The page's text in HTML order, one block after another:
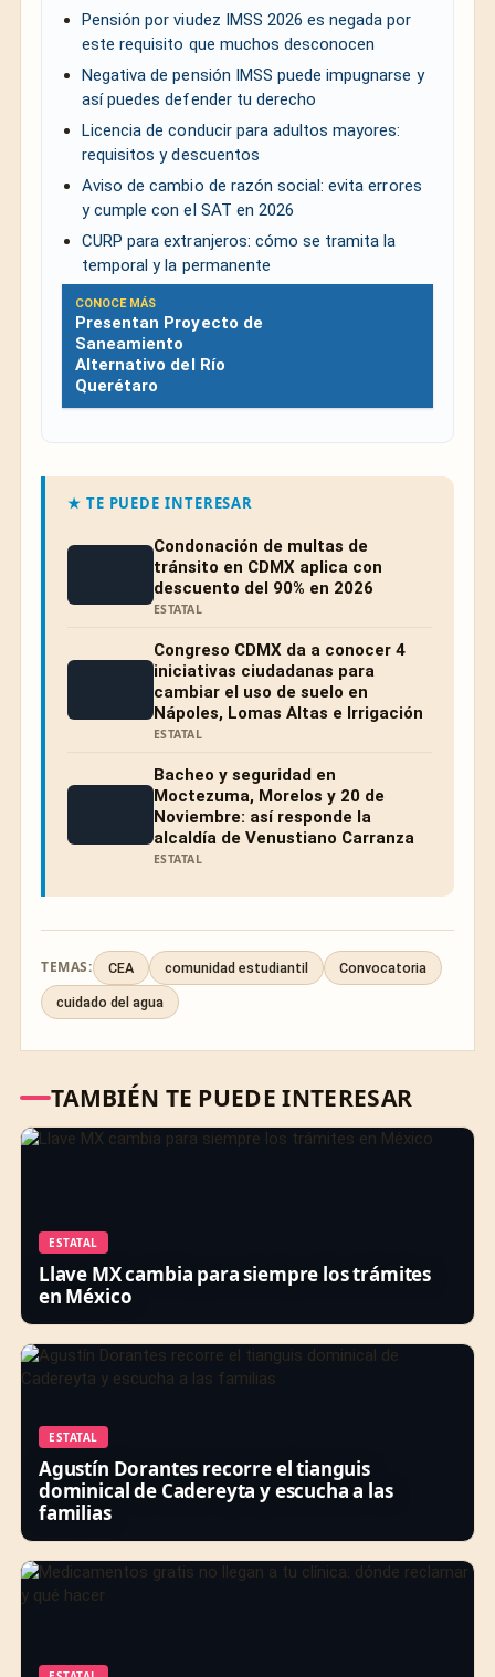
Pensión por viudez IMSS 2026 es negada por
este requisito que muchos desconocen
Negativa de pensión IMSS puede impugnarse y
así puedes defender tu derecho
Licencia de conducir para adultos mayores:
requisitos y descuentos
Aviso de cambio de razón social: evita errores
y cumple con el SAT en 2026
CURP para extranjeros: cómo se tramita la
temporal y la permanente
CONOCE MÁS
Presentan Proyecto de
Saneamiento
Alternativo del Río
Querétaro
★ TE PUEDE INTERESAR
Condonación de multas de
tránsito en CDMX aplica con
descuento del 90% en 2026
ESTATAL
Congreso CDMX da a conocer 4
iniciativas ciudadanas para
cambiar el uso de suelo en
Nápoles, Lomas Altas e Irrigación
ESTATAL
Bacheo y seguridad en
Moctezuma, Morelos y 20 de
Noviembre: así responde la
alcaldía de Venustiano Carranza
ESTATAL
TEMAS: CEA comunidad estudiantil Convocatoria
cuidado del agua
TAMBIÉN TE PUEDE INTERESAR
ESTATAL
Llave MX cambia para siempre los trámites
en México
ESTATAL
Agustín Dorantes recorre el tianguis
dominical de Cadereyta y escucha a las
familias